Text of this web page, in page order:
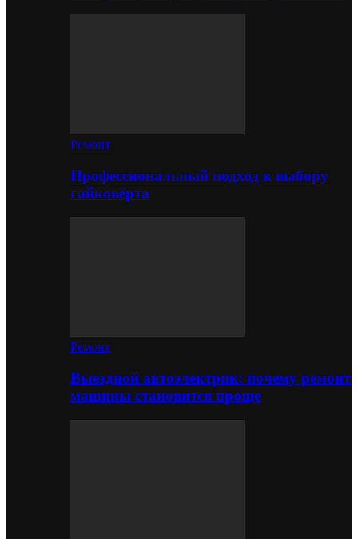
Ремонт
Профессиональный подход к выбору
гайковёрта
Ремонт
Выездной автоэлектрик: почему ремонт
машины становится проще